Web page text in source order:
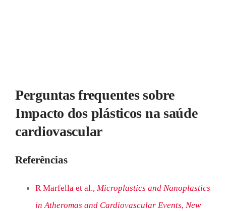
Perguntas frequentes sobre
Impacto dos plásticos na saúde
cardiovascular
Referências
R Marfella et al., Microplastics and Nanoplastics
in Atheromas and Cardiovascular Events, New